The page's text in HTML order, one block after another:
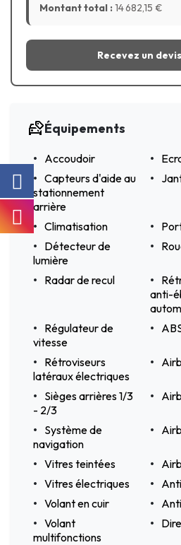
Montant total :14 682,15 €
Recevez un
Équipements
Accoudoir
Capteurs d'aide au
stationnement
arrière
Climatisation
Détecteur de
lumière
Radar de recul
anti-
Régulateur de
vitesse
Rétroviseurs
latéraux électriques
Sièges arrières 1/3
- 2/3
Système de
navigation
Vitres teintées
Vitres électriques
Volant en cuir
Volant
multifonctions